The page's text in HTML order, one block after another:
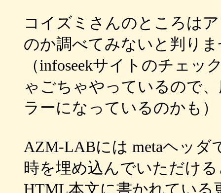
コイズミさんのところは
のか調べてみないと判り
（infoseekサイトのチェ
ゃごちゃやっているので
ラーになっているのかも）
AZM-LABには metaヘッダ
時を埋め込んでいただけ
HTML本文に書かれている